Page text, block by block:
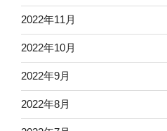
2022年11月
2022年10月
2022年9月
2022年8月